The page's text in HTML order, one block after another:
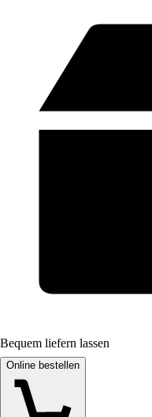
Bequem liefern lassen
Online bestellen